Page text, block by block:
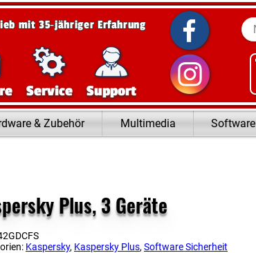
mit 35‑jähriger Erfahrung
Service Support
& Zubehör Multimedia Software
Plus, 3 Geräte
Kaspersky, Kaspersky Plus, Software Sicherheit